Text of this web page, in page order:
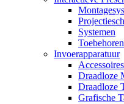
Systemen
Toebehoren
Invoerapparatuur
Accessoires
Draadloze
Draadloze
Grafische